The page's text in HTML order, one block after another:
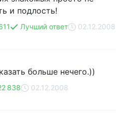
и подлость!
Лучший ответ 02.12.2008
больше нечего.))
838 02.12.2008